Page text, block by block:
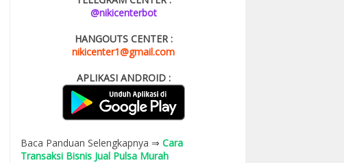
@nikicenterbot
HANGOUTS CENTER :
nikicenter1@gmail.com
APLIKASI ANDROID :
Baca Panduan Selengkapnya ⇒ Cara
Transaksi Bisnis Jual Pulsa Murah